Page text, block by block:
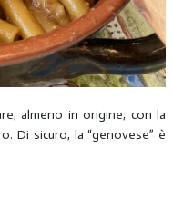
almeno in origine, con la
Di sicuro, la “genovese” è